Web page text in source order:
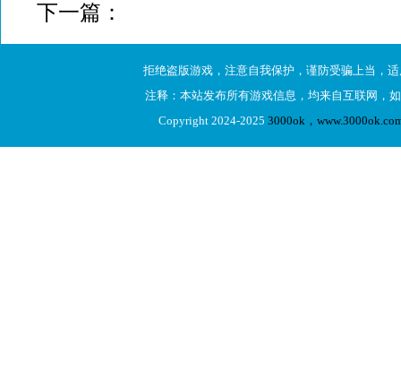
下一篇：
拒绝盗版游戏，注意自我保护，谨防受骗上当，
注释：本站发布所有游戏信息，均来自互联网，
Copyright 2024-2025 3000ok，